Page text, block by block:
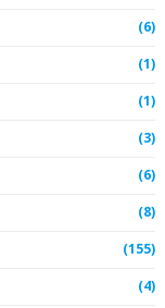
(6)
(1)
(1)
(3)
(6)
(8)
(155)
(4)